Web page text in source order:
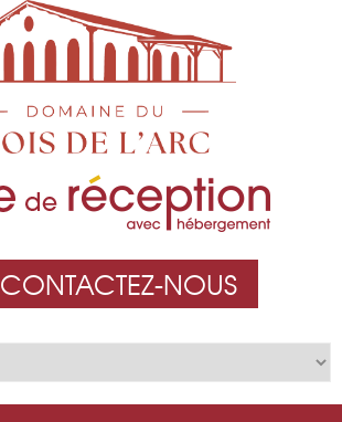
Aller au
contenu
CONTACTEZ-NOUS